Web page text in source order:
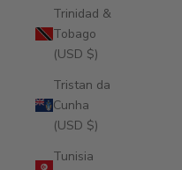
Trinidad &
Tobago
(USD $)
Tristan da
Cunha
(USD $)
Tunisia